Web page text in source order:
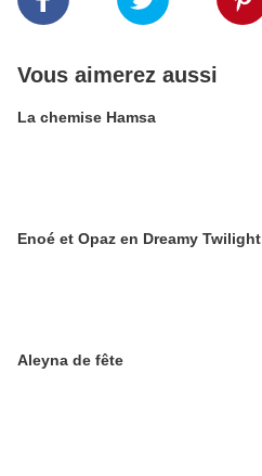
Vous aimerez aussi
La chemise Hamsa
Enoé et Opaz en Dreamy Twilight
Aleyna de fête